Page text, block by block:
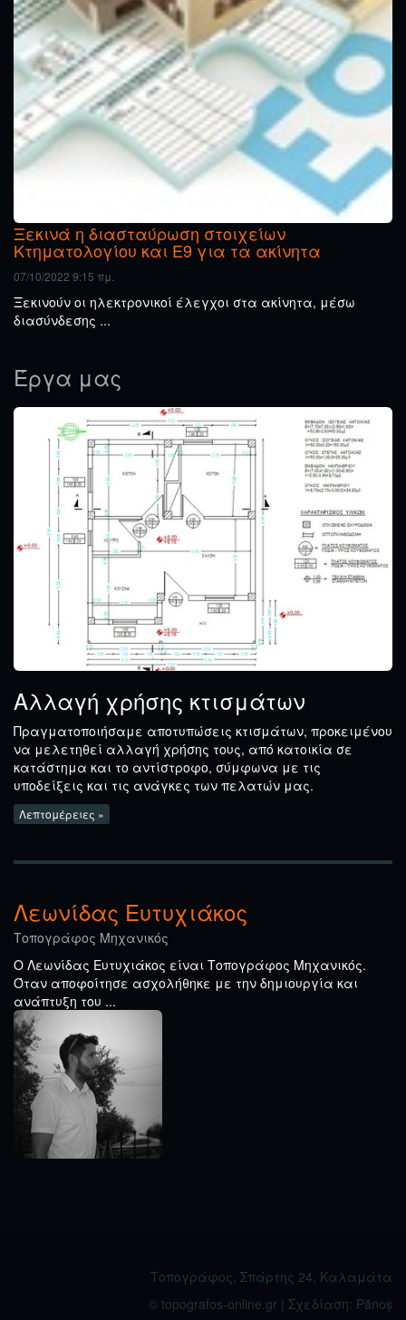
Ξεκινά η διασταύρωση στοιχείων
Κτηματολογίου και Ε9 για τα ακίνητα
07/10/2022 9:15 πμ.
Ξεκινούν οι ηλεκτρονικοί έλεγχοι στα ακίνητα, μέσω
διασύνδεσης ...
Έργα μας
Αλλαγή χρήσης κτισμάτων
Πραγματοποιήσαμε αποτυπώσεις κτισμάτων, προκειμένου
να μελετηθεί αλλαγή χρήσης τους, από κατοικία σε
κατάστημα και το αντίστροφο, σύμφωνα με τις
υποδείξεις και τις ανάγκες των πελατών μας.
Λεπτομέρειες »
Λεωνίδας Ευτυχιάκος
Τοπογράφος Μηχανικός
Ο Λεωνίδας Ευτυχιάκος είναι Τοπογράφος Μηχανικός.
Όταν αποφοίτησε ασχολήθηκε με την δημιουργία και
ανάπτυξη του ...
Τοπογράφος, Σπάρτης 24, Καλαμάτα
© topografos-online.gr | Σχεδίαση: Pãnoș